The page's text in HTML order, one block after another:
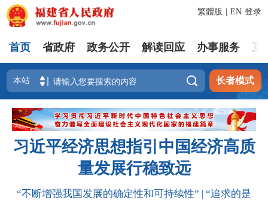
登录
繁體版 EN
首页 省政府 政务公开 解读回应 办事服务 互
 长者模式
习近平经济思想指引中国经济高质
量发展行稳致远
“不断增强我国发展的确定性和可持续性” | “追求的是